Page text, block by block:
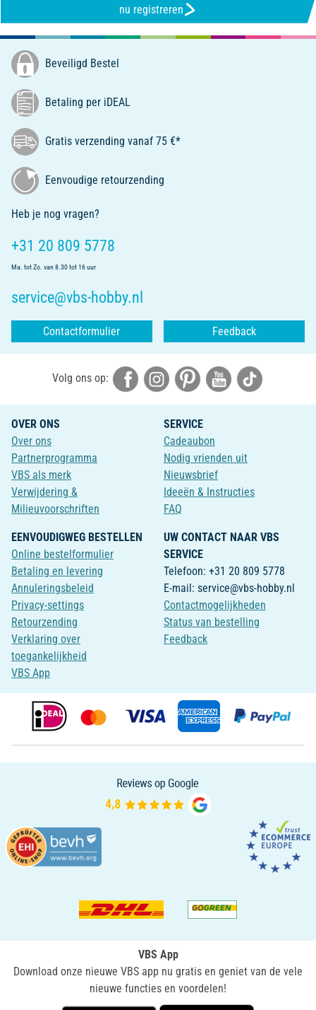
nu registreren
Beveiligd Bestel
Betaling per iDEAL
Gratis verzending vanaf 75 €*
Eenvoudige retourzending
Heb je nog vragen?
+31 20 809 5778
Ma. tot Zo. van 8.30 tot 16 uur
service@vbs-hobby.nl
Contactformulier Feedback
Volg ons op:
OVER ONS
Over ons
Partnerprogramma
VBS als merk
Verwijdering &
Milieuvoorschriften
SERVICE
Cadeaubon
Nodig vrienden uit
Nieuwsbrief
Ideeën & Instructies
FAQ
EENVOUDIGWEG BESTELLEN
Online bestelformulier
Betaling en levering
Annuleringsbeleid
Privacy-settings
Retourzending
Verklaring over
toegankelijkheid
VBS App
UW CONTACT NAAR VBS
SERVICE
Telefoon: +31 20 809 5778
E-mail: service@vbs-hobby.nl
Contactmogelijkheden
Status van bestelling
Feedback
VBS App
Download onze nieuwe VBS app nu gratis en geniet van de vele
nieuwe functies en voordelen!